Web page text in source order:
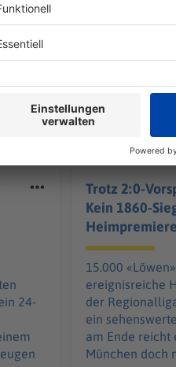
INTERESSIEREN
24-
Trotz 2:0-
Kein 1860-
Heimpremiere
15.000
ereignisreiche
der
ein
am Ende reicht
München doch